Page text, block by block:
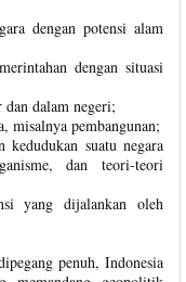
dengan potensi alam
dengan situasi
dalam negeri;
misalnya pembangunan;
kedudukan suatu negara
dan teori-teori
yang dijalankan oleh
penuh, Indonesia